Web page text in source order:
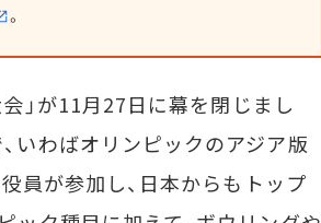
。
」が11月27日に幕を閉じまし
いわばオリンピックのアジア版
員が参加し、日本からもトップ